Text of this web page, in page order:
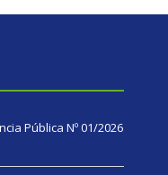
Pública Nº 01/2026